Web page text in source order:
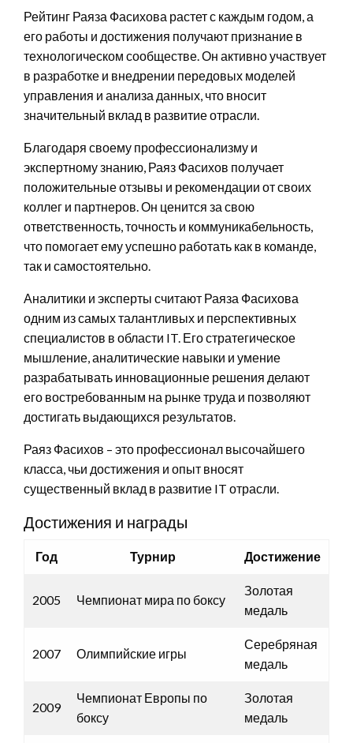
Рейтинг Раяза Фасихова растет с каждым годом, а
его работы и достижения получают признание в
технологическом сообществе. Он активно участвует
в разработке и внедрении передовых моделей
управления и анализа данных, что вносит
значительный вклад в развитие отрасли.
Благодаря своему профессионализму и
экспертному знанию, Раяз Фасихов получает
положительные отзывы и рекомендации от своих
коллег и партнеров. Он ценится за свою
ответственность, точность и коммуникабельность,
что помогает ему успешно работать как в команде,
так и самостоятельно.
Аналитики и эксперты считают Раяза Фасихова
одним из самых талантливых и перспективных
специалистов в области IT. Его стратегическое
мышление, аналитические навыки и умение
разрабатывать инновационные решения делают
его востребованным на рынке труда и позволяют
достигать выдающихся результатов.
Раяз Фасихов – это профессионал высочайшего
класса, чьи достижения и опыт вносят
существенный вклад в развитие IT отрасли.
Достижения и награды
Год Турнир Достижение
2005 Чемпионат мира по боксу
Золотая
медаль
2007 Олимпийские игры
Серебряная
медаль
2009
Чемпионат Европы по
боксу
Золотая
медаль